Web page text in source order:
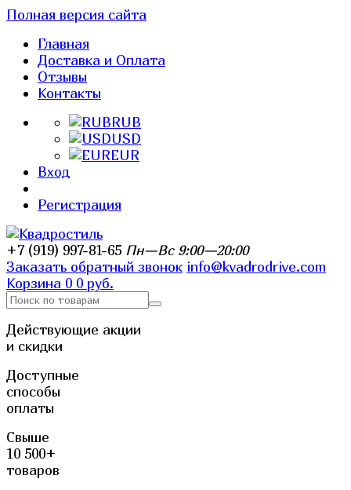
Полная версия сайта
Главная
Доставка и Оплата
Отзывы
Контакты
RUB
USD
EUR
Вход
Регистрация
+7 (919) 997-81-65 Пн—Вс 9:00—20:00
Заказать обратный звонок info@kvadrodrive.com
Корзина 0 0 руб.
Действующие акции
и скидки
Доступные
способы
оплаты
Свыше
10 500+
товаров